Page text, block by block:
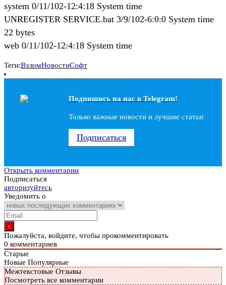
system 0/11/102-12:4:18 System time
UNREGISTER SERVICE.bat 3/9/102-6:0:0 System time
22 bytes
web 0/11/102-12:4:18 System time
Теги:ВзломНовостиСофт
Подпишись на наc в Telegram!
Только важные новости и лучшие статьи
Подписаться
Открыть комментарии
Подписаться
авторизуйтесь
Уведомить о
Пожалуйста, войдите, чтобы прокомментировать
0 комментариев
Старые
Новые Популярные
Межтекстовые Отзывы
Посмотреть все комментарии